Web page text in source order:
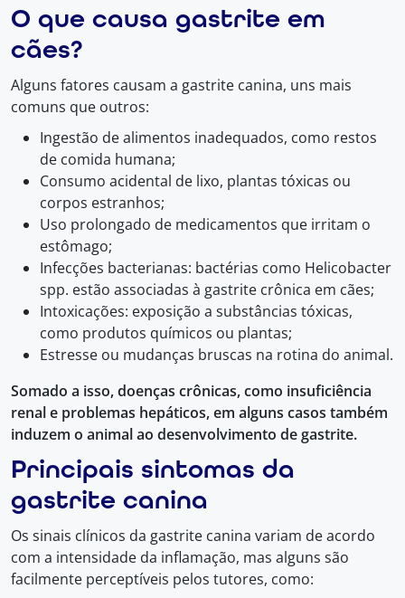
O que causa gastrite em
cães?
Alguns fatores causam a gastrite canina, uns mais
comuns que outros:
Ingestão de alimentos inadequados, como restos
de comida humana;
Consumo acidental de lixo, plantas tóxicas ou
corpos estranhos;
Uso prolongado de medicamentos que irritam o
estômago;
Infecções bacterianas: bactérias como Helicobacter
spp. estão associadas à gastrite crônica em cães;
Intoxicações: exposição a substâncias tóxicas,
como produtos químicos ou plantas;
Estresse ou mudanças bruscas na rotina do animal.
Somado a isso, doenças crônicas, como insuficiência
renal e problemas hepáticos, em alguns casos também
induzem o animal ao desenvolvimento de gastrite.
Principais sintomas da
gastrite canina
Os sinais clínicos da gastrite canina variam de acordo
com a intensidade da inflamação, mas alguns são
facilmente perceptíveis pelos tutores, como: